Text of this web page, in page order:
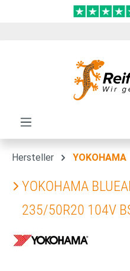
Zum Hauptinhalt springen
Hersteller YOKOHAMA
YOKOHAMA
235/50R20 104V